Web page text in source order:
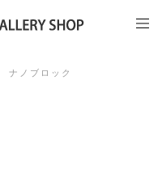
ナノブロック